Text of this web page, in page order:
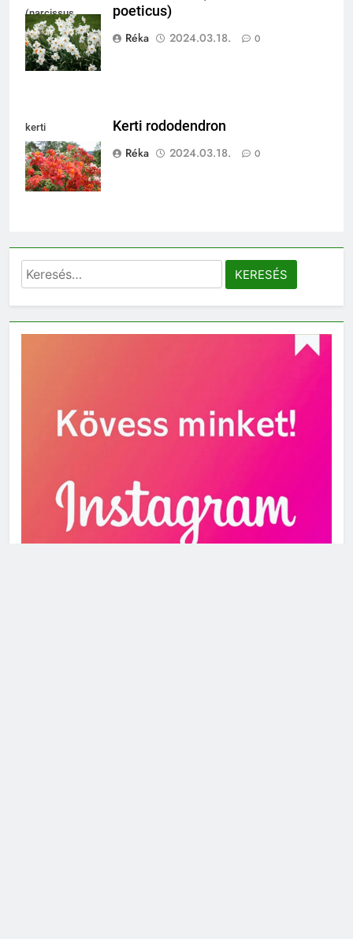
(narcissus
poeticus)
poeticus)
Réka
2024.03.18. 0
kerti
rododendron
Kerti rododendron
Réka
2024.03.18. 0
Keresés: